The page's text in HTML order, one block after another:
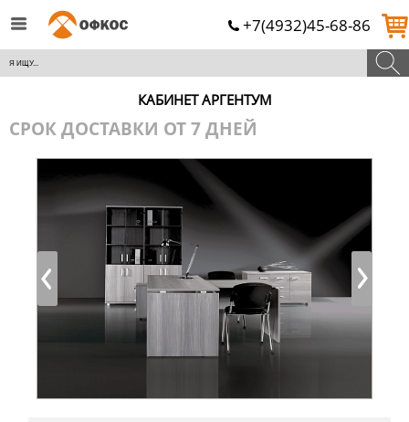
+7(4932)45-68-86
КАБИНЕТ АРГЕНТУМ
СРОК ДОСТАВКИ ОТ 7 ДНЕЙ